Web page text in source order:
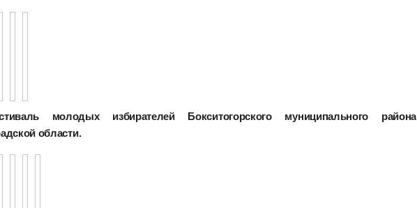
молодых избирателей Бокситогорского муниципального района
области.